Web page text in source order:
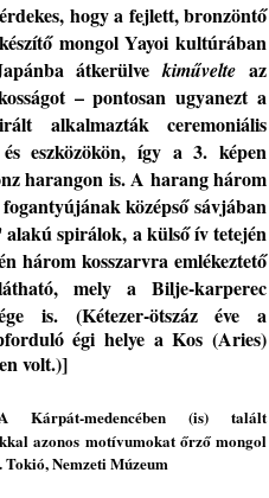
érdekes, hogya fejlett,bronzöntő
ő mongol Yayoi kultúrában
átkerülvekiművelte az
– pontosanugyanezt a
alkalmaztákceremoniális
eszközökön, így a3.képen
harangon is.A harang három
középsősávjában
' alakú spirálok, a külső ív tetején
három kosszarvra emlékeztető
mely a Bilje-karperec
is. (Kétezer-ötszáz éve a
égi helye a Kos (Aries)
volt.)]
Kárpát-medencében (is) talált
azonos motívumokat őrző mongol
.Tokió,Nemzeti Múzeum